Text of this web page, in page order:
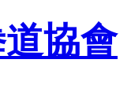
協會